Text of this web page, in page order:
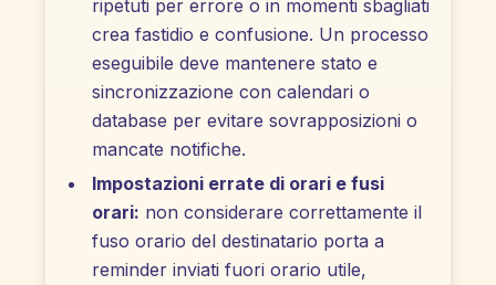
ripetuti per errore o in momenti sbagliati
crea fastidio e confusione. Un processo
eseguibile deve mantenere stato e
sincronizzazione con calendari o
database per evitare sovrapposizioni o
mancate notifiche.
Impostazioni errate di orari e fusi
orari: non considerare correttamente il
fuso orario del destinatario porta a
reminder inviati fuori orario utile,